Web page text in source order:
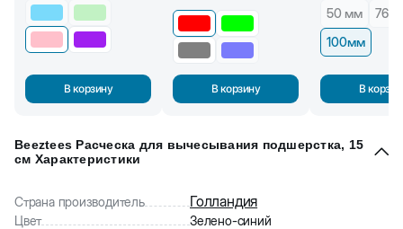
В корзину В корзину
50 мм
76
100мм
В
Beeztees Расческа для вычесывания подшерстка, 15
см Характеристики
Страна производитель Голландия
Цвет
Зелено-синий